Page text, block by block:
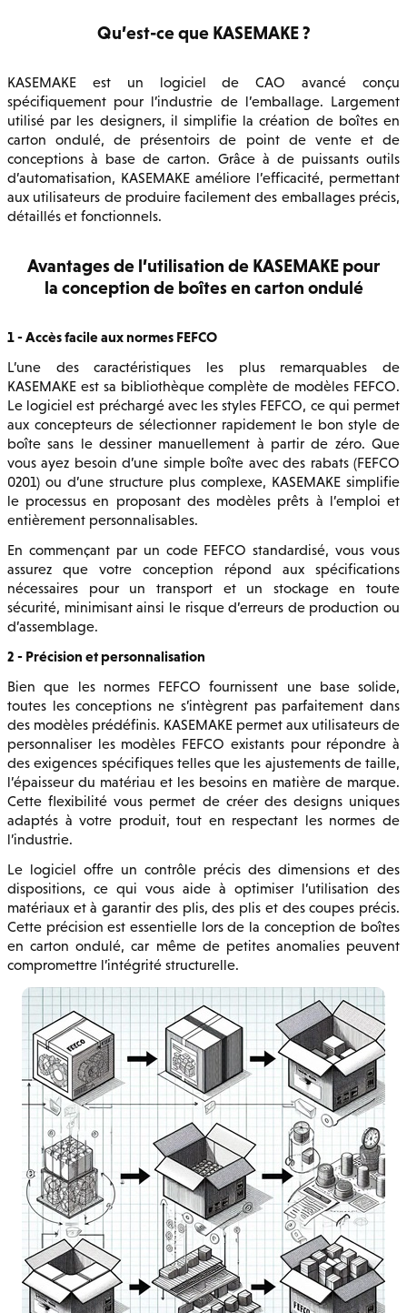
Qu’est-ce que KASEMAKE ?
KASEMAKE est un logiciel de CAO avancé conçu
spécifiquement pour l’industrie de l’emballage. Largement
utilisé par les designers, il simplifie la création de boîtes en
carton ondulé, de présentoirs de point de vente et de
conceptions à base de carton. Grâce à de puissants outils
d’automatisation, KASEMAKE améliore l’efficacité, permettant
aux utilisateurs de produire facilement des emballages précis,
détaillés et fonctionnels.
Avantages de l’utilisation de KASEMAKE pour
la conception de boîtes en carton ondulé
1 - Accès facile aux normes FEFCO
L’une des caractéristiques les plus remarquables de
KASEMAKE est sa bibliothèque complète de modèles FEFCO.
Le logiciel est préchargé avec les styles FEFCO, ce qui permet
aux concepteurs de sélectionner rapidement le bon style de
boîte sans le dessiner manuellement à partir de zéro. Que
vous ayez besoin d’une simple boîte avec des rabats (FEFCO
0201) ou d’une structure plus complexe, KASEMAKE simplifie
le processus en proposant des modèles prêts à l’emploi et
entièrement personnalisables.
En commençant par un code FEFCO standardisé, vous vous
assurez que votre conception répond aux spécifications
nécessaires pour un transport et un stockage en toute
sécurité, minimisant ainsi le risque d’erreurs de production ou
d’assemblage.
2 - Précision et personnalisation
Bien que les normes FEFCO fournissent une base solide,
toutes les conceptions ne s’intègrent pas parfaitement dans
des modèles prédéfinis. KASEMAKE permet aux utilisateurs de
personnaliser les modèles FEFCO existants pour répondre à
des exigences spécifiques telles que les ajustements de taille,
l’épaisseur du matériau et les besoins en matière de marque.
Cette flexibilité vous permet de créer des designs uniques
adaptés à votre produit, tout en respectant les normes de
l’industrie.
Le logiciel offre un contrôle précis des dimensions et des
dispositions, ce qui vous aide à optimiser l’utilisation des
matériaux et à garantir des plis, des plis et des coupes précis.
Cette précision est essentielle lors de la conception de boîtes
en carton ondulé, car même de petites anomalies peuvent
compromettre l’intégrité structurelle.